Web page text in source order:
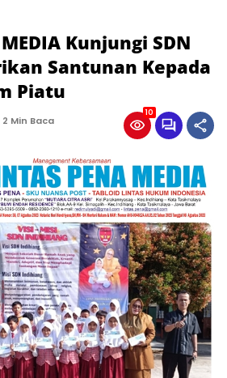
Kunjungi SDN
Santunan Kepada
Piatu
2 Min Baca
10